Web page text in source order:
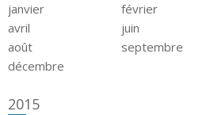
janvier février
avril
juin
août
septembre
décembre
2015